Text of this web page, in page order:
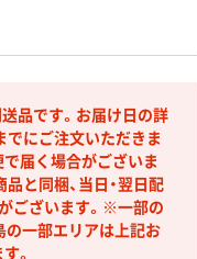
品です。お届け日の詳
でにご注文いただきま
で届く場合がございま
と同梱、当日・翌日配
がございます。※一部の
の一部エリアは上記お
。